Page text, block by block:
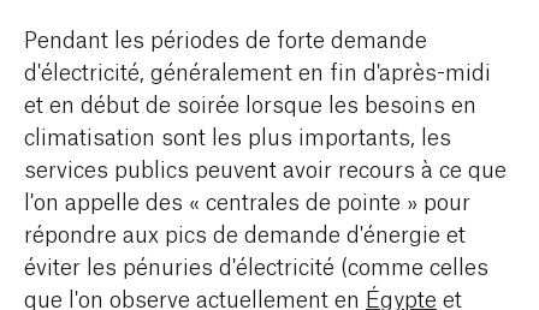
Pendant les périodes de forte demande
d'électricité, généralement en fin d'après-midi
et en début de soirée lorsque les besoins en
climatisation sont les plus importants, les
services publics peuvent avoir recours à ce que
l'on appelle des « centrales de pointe » pour
répondre aux pics de demande d'énergie et
éviter les pénuries d'électricité (comme celles
que l'on observe actuellement en Égypte et